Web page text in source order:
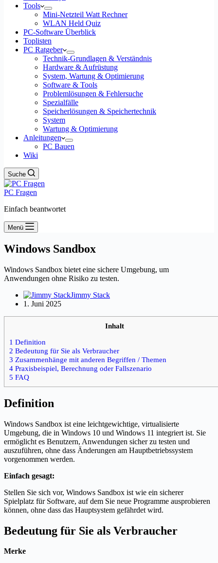
Tools
Mini-Netzteil Watt Rechner
WLAN Held Quiz
PC-Software Überblick
Toplisten
PC Ratgeber
Technik-Grundlagen & Verständnis
Hardware & Aufrüstung
System, Wartung & Optimierung
Software & Tools
Problemlösungen & Fehlersuche
Spezialfälle
Speicherlösungen & Speichertechnik
System
Wartung & Optimierung
Anleitungen
PC Bauen
Wiki
Suche
PC Fragen
Einfach beantwortet
Menü
Windows Sandbox
Windows Sandbox bietet eine sichere Umgebung, um
Anwendungen ohne Risiko zu testen.
Jimmy Stack
1. Juni 2025
Inhalt
1 Definition
2 Bedeutung für Sie als Verbraucher
3 Zusammenhänge mit anderen Begriffen / Themen
4 Praxisbeispiel, Berechnung oder Fallszenario
5 FAQ
Definition
Windows Sandbox ist eine leichtgewichtige, virtualisierte
Umgebung, die in Windows 10 und Windows 11 integriert ist. Sie
ermöglicht es Benutzern, Anwendungen sicher zu testen und
auszuführen, ohne dass Änderungen am Hauptbetriebssystem
vorgenommen werden.
Einfach gesagt:
Stellen Sie sich vor, Windows Sandbox ist wie ein sicherer
Spielplatz für Software, auf dem Sie neue Programme ausprobieren
können, ohne dass das Hauptsystem gefährdet wird.
Bedeutung für Sie als Verbraucher
Merke